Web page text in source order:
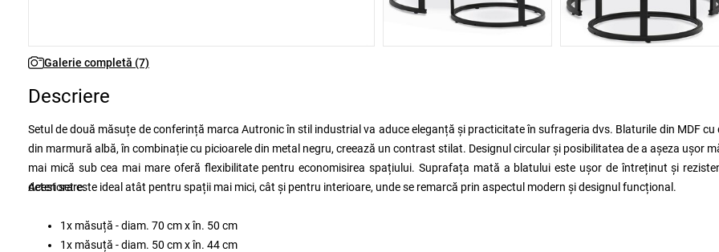
Galerie completă (7)
Descriere
Setul de două măsuțe de conferință marca Autronic în stil industrial va aduce eleganță și practicitate în sufrageria dvs. Blaturile din MDF cu
din marmură albă, în combinație cu picioarele din metal negru, creează un contrast stilat. Designul circular și posibilitatea de a așeza ușor
mai mică sub cea mai mare oferă flexibilitate pentru economisirea spațiului. Suprafața mată a blatului este ușor de întreținut și
deteriorare.
Acest set este ideal atât pentru spații mai mici, cât și pentru interioare, unde se remarcă prin aspectul modern și designul funcțional.
1x măsuță - diam. 70 cm x în. 50 cm
1x măsuță - diam. 50 cm x în. 44 cm